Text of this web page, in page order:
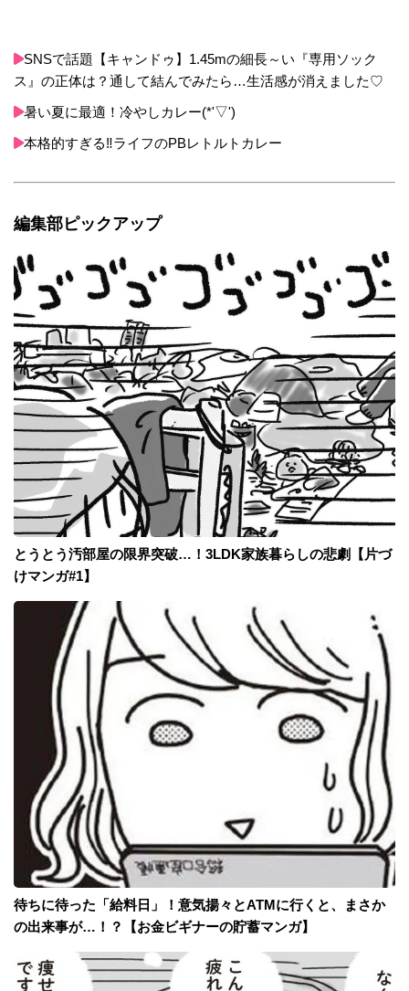
SNSで話題【キャンドゥ】1.45mの細長～い『専用ソック
ス』の正体は？通して結んでみたら…生活感が消えました♡
暑い夏に最適！冷やしカレー(*'▽')
本格的すぎる‼ライフのPBレトルトカレー
編集部ピックアップ
とうとう汚部屋の限界突破…！3LDK家族暮らしの悲劇【片づ
けマンガ#1】
待ちに待った「給料日」！意気揚々とATMに行くと、まさか
の出来事が…！？【お金ビギナーの貯蓄マンガ】